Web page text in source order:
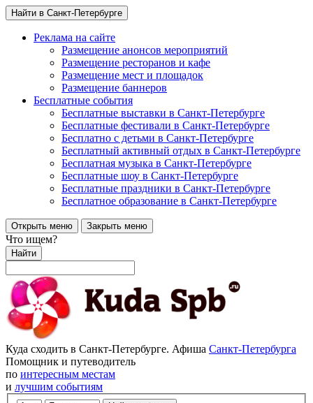
Найти в Санкт-Петербурге
Реклама на сайте
Размещение анонсов мероприятий
Размещение ресторанов и кафе
Размещение мест и площадок
Размещение баннеров
Бесплатные события
Бесплатные выставки в Санкт-Петербурге
Бесплатные фестивали в Санкт-Петербурге
Бесплатно с детьми в Санкт-Петербурге
Бесплатный активный отдых в Санкт-Петербурге
Бесплатная музыка в Санкт-Петербурге
Бесплатные шоу в Санкт-Петербурге
Бесплатные праздники в Санкт-Петербурге
Бесплатное образование в Санкт-Петербурге
Открыть меню Закрыть меню
Что ищем?
Найти
Куда сходить в Санкт-Петербурге. Афиша Санкт-Петербурга
Помощник и путеводитель
по интересным местам
и лучшим событиям